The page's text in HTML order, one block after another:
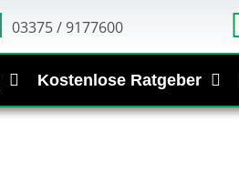
03375 / 9177600
Kostenlose Ratgeber